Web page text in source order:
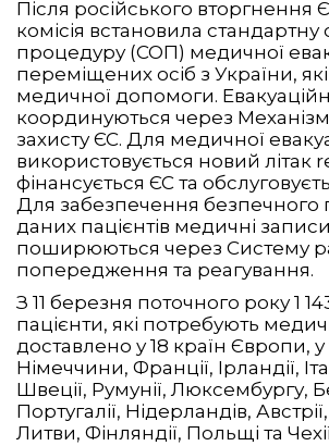
Після російського вторгнення
комісія встановила
процедуру (СОП) медичної
переміщених осіб з України,
медичної допомоги.
координуються через
захисту ЄС. Для медичної
використовується новий літак
фінансується ЄС та
Для забезпечення безпечного
даних пацієнтів медичні записи
поширюються через Систему
попередження та реагування.
З 11 березня поточного року 1
пацієнти, які потребують
доставлено у 18 країн Європи, у
Німеччини, Франції, Ірландії,
Швеції, Румунії, Люксембургу,
Португалії, Нідерландів,
Литви, Фінляндії, Польщі та